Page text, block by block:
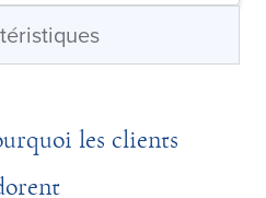
les clients